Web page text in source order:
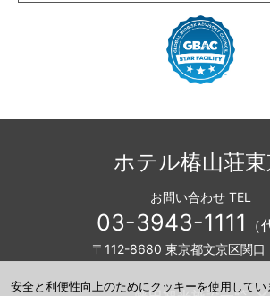
ホテル椿山荘東
〒112-8680 東京都文京区関
お問い合わせ TEL
03-3943-1111 （
安全と利便性向上のためにクッキーを使用してい